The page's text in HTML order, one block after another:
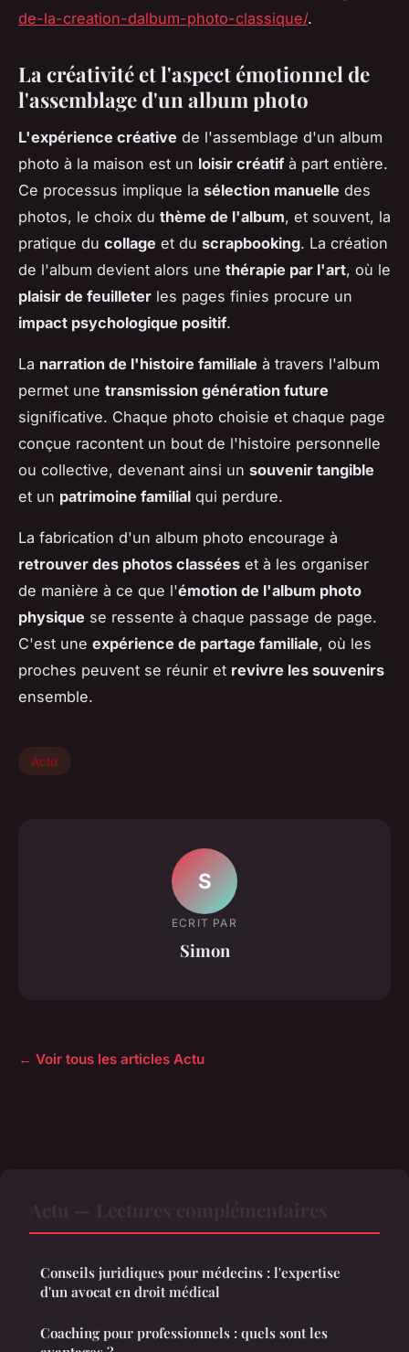
de-la-creation-dalbum-photo-classique/.
La créativité et l'aspect émotionnel de
l'assemblage d'un album photo
L'expérience créative de l'assemblage d'un album
photo à la maison est un loisir créatifà part entière.
Ce processus implique la sélection manuelle des
photos, le choix du thème de l'album, et souvent, la
pratique du collage et du scrapbooking. La création
de l'album devient alors une thérapie par l'art, où le
plaisir de feuilleter les pages finies procure un
impact psychologique positif.
La narration de l'histoire familiale à travers l'album
permet une transmission génération future
significative. Chaque photo choisie et chaque page
conçue racontent un bout de l'histoire personnelle
ou collective, devenant ainsi un souvenir tangible
et un patrimoine familial qui perdure.
La fabrication d'un album photo encourage à
retrouver des photos classées et à les organiser
de manière à ce que l'émotion de l'album photo
physique se ressente à chaque passage de page.
C'est une expérience de partage familiale, où les
proches peuvent se réunir et revivre les souvenirs
ensemble.
Actu
S
ECRIT PAR
Simon
← Voir tous les articles Actu
Conseils juridiques pour médecins : l'expertise
d'un avocat en droit médical
Coaching pour professionnels : quels sont les